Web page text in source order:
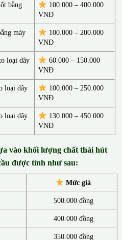
bằng
100.000 – 400.000
VNĐ
máy
100.000 – 200.000
VNĐ
loại dây
60.000 – 150.000
VNĐ
loại dây
100.000 – 250.000
VNĐ
loại dây
130.000 –450.000
VNĐ
vào khối lượng chất thải hút
được tính như sau:
Mức giá
500.000 đồng
400.000 đồng
350.000 đồng